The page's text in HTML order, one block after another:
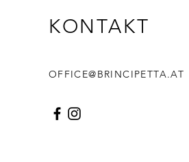
KONTAKT
OFFICE@BRINCIPETTA.AT